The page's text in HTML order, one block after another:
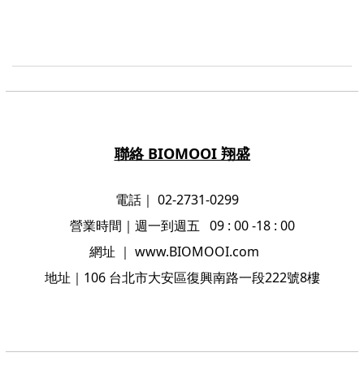
聯絡 BIOMOOI 翔盛
電話｜ 02-2731-0299
營業時間 ｜ 週一到週五 09 : 00 -18 : 00
網址 ｜ www.BIOMOOI.com
地址 ｜106 台北市大安區復興南路一段222號8樓